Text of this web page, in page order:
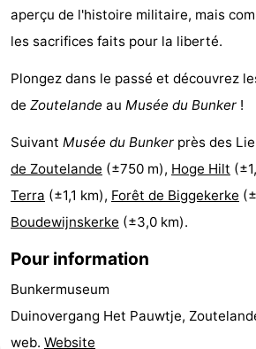
duRandonnée
Manèges
-
Terrains
de
golf
-
Peche
Sportive
-
Equitation
Conduite
de
l'anneau
Boire
Événements
aperçu de l'histoire militaire, mais
les sacrifices faits pour la liberté.
Plongez dans le passé et découvrez
de Zoutelande au Musée du Bunker !
Suivant Musée du Bunker près des
de Zoutelande (±750 m), Hoge Hilt
Terra (±1,1 km), Forêt de Biggekerke
Boudewijnskerke (±3,0 km).
Pour information
Bunkermuseum
Duinovergang Het Pauwtje,
web. Website